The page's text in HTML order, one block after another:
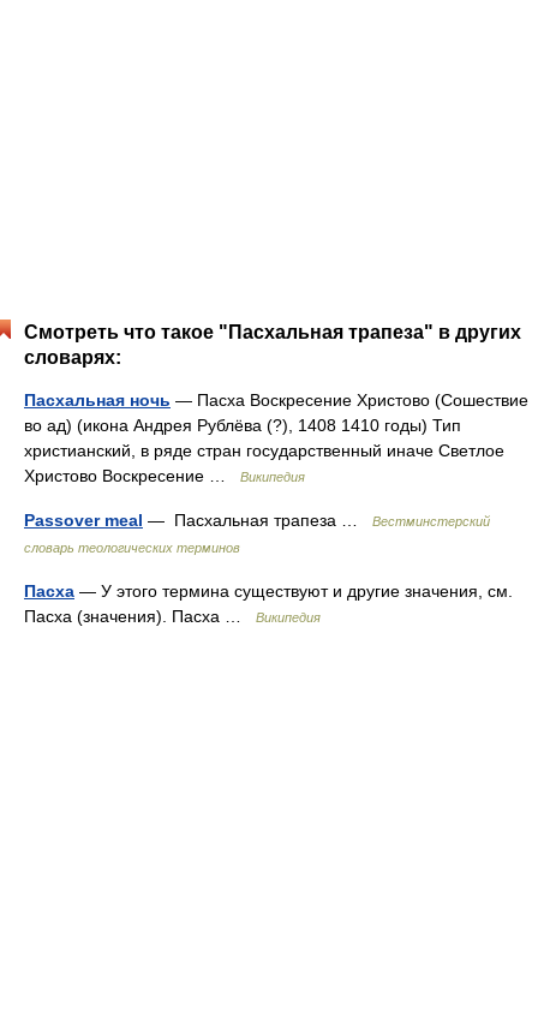
Смотреть что такое "Пасхальная трапеза" в других
словарях:
Пасхальная ночь — Пасха Воскресение Христово (Сошествие
во ад) (икона Андрея Рублёва (?), 1408 1410 годы) Тип
христианский, в ряде стран государственный иначе Светлое
Христово Воскресение …
Википедия
Passover meal — Пасхальная трапеза …
Вестминстерский
словарь теологических терминов
Пасха — У этого термина существуют и другие значения, см.
Пасха (значения). Пасха …
Википедия